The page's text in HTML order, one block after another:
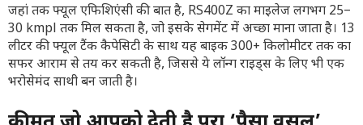
जहां तक फ्यूल एफिशिएंसी की बात है, RS400Z का माइलेज लगभग 25–
30 kmpl तक मिल सकता है, जो इसके सेगमेंट में अच्छा माना जाता है। 13
लीटर की फ्यूल टैंक कैपेसिटी के साथ यह बाइक 300+ किलोमीटर तक का
सफर आराम से तय कर सकती है, जिससे ये लॉन्ग राइड्स के लिए भी एक
भरोसेमंद साथी बन जाती है।